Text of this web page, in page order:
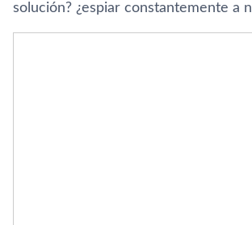
solución? ¿espiar constantemente a